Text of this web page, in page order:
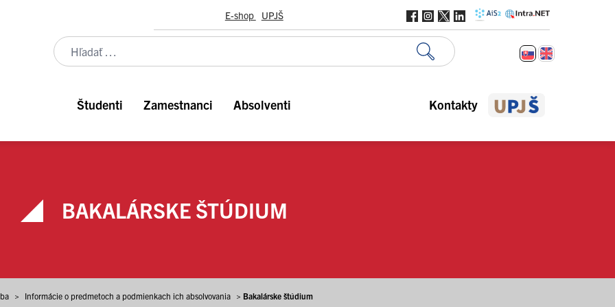
E-shop UPJŠ
Študenti Zamestnanci Absolventi Kontakty
BAKALÁRSKE ŠTÚDIUM
> Informácie o predmetoch a podmienkach ich absolvovania > Bakalárske štúdium